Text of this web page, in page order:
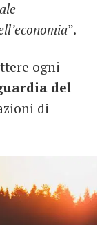
”.
ogni
del
di